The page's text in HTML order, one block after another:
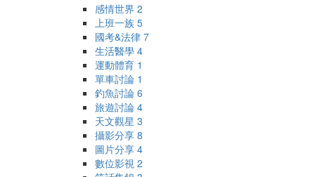
感情世界 2
上班一族 5
國考&法律 7
生活醫學 4
運動體育 1
單車討論 1
釣魚討論 6
旅遊討論 4
天文觀星 3
攝影分享 8
圖片分享 4
數位影視 2